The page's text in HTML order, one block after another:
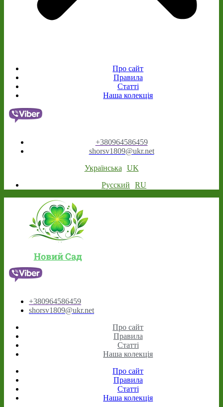
Про сайт
Правила
Статті
Наша колекція
+380964586459
shorsv1809@ukr.net
Українська
UK
Русский
RU
Новий Сад
+380964586459
shorsv1809@ukr.net
Про сайт
Правила
Статті
Наша колекція
Про сайт
Правила
Статті
Наша колекція